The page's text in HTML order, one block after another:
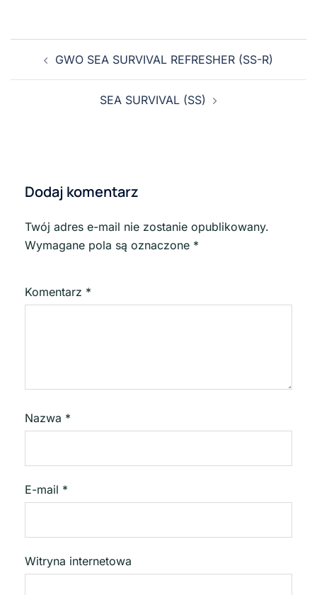
GWO SEA SURVIVAL REFRESHER (SS-R)
SEA SURVIVAL (SS)
Dodaj komentarz
Twój adres e-mail nie zostanie opublikowany.
Wymagane pola są oznaczone *
Komentarz *
Nazwa *
E-mail *
Witryna internetowa